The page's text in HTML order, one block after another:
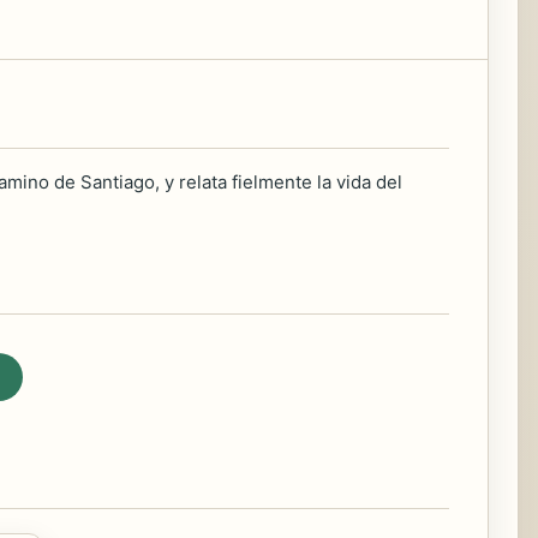
de Santiago, y relata fielmente la vida del